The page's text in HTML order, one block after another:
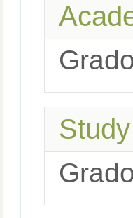
Grado